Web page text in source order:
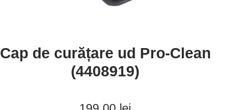
Cap de curățare ud Pro-Clean
(4408919)